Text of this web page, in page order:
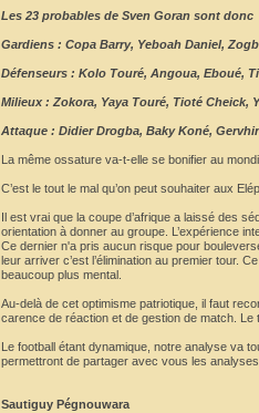
Les 23 probables de Sven Goran sont donc
Gardiens : Copa Barry, Yeboah Daniel,
Défenseurs : Kolo Touré, Angoua, Eboué,
Milieux : Zokora, Yaya Touré, Tioté Cheick,
Attaque : Didier Drogba, Baky Koné,
La même ossature va-t-elle se bonifier au
C’est le tout le mal qu’on peut souhaiter aux
Il est vrai que la coupe d’afrique a laissé des
orientation à donner au groupe. L’expérience
Ce dernier n'a pris aucun risque pour
leur arriver c’est l’élimination au premier tour.
beaucoup plus mental.
Au-delà de cet optimisme patriotique, il faut
carence de réaction et de gestion de match.
Le football étant dynamique, notre analyse va
permettront de partager avec vous les
Sautiguy Pégnouwara